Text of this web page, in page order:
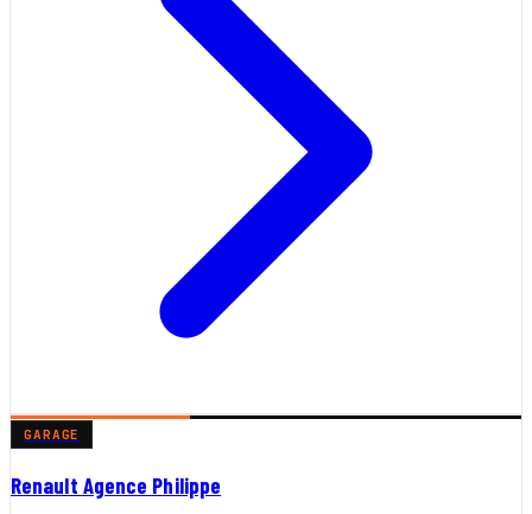
GARAGE
Renault Agence Philippe